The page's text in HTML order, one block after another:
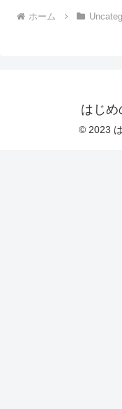
ホーム
はじめ
© 2023